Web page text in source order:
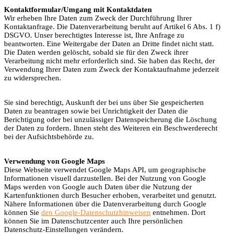
Kontaktformular/Umgang mit Kontaktdaten
Wir erheben Ihre Daten zum Zweck der Durchführung Ihrer
Kontaktanfrage. Die Datenverarbeitung beruht auf Artikel 6 Abs. 1 f)
DSGVO. Unser berechtigtes Interesse ist, Ihre Anfrage zu
beantworten. Eine Weitergabe der Daten an Dritte findet nicht statt.
Die Daten werden gelöscht, sobald sie für den Zweck ihrer
Verarbeitung nicht mehr erforderlich sind. Sie haben das Recht, der
Verwendung Ihrer Daten zum Zweck der Kontaktaufnahme jederzeit
zu widersprechen.
Sie sind berechtigt, Auskunft der bei uns über Sie gespeicherten
Daten zu beantragen sowie bei Unrichtigkeit der Daten die
Berichtigung oder bei unzulässiger Datenspeicherung die Löschung
der Daten zu fordern. Ihnen steht des Weiteren ein Beschwerderecht
bei der Aufsichtsbehörde zu.
Verwendung von Google Maps
Diese Webseite verwendet Google Maps API, um geographische
Informationen visuell darzustellen. Bei der Nutzung von Google
Maps werden von Google auch Daten über die Nutzung der
Kartenfunktionen durch Besucher erhoben, verarbeitet und genutzt.
Nähere Informationen über die Datenverarbeitung durch Google
können Sie den Google-Datenschutzhinweisen entnehmen. Dort
können Sie im Datenschutzcenter auch Ihre persönlichen
Datenschutz-Einstellungen verändern.